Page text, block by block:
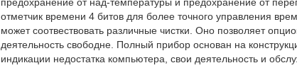
отметчик времени 4 битов для более точного управления
может соотвествовать различные чистки. Оно позволяет
деятельность свободне. Полный прибор основан на
индикации недостатка компьютера, свои деятельность и